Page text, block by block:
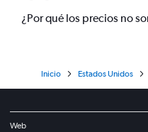
¿Por qué los precios no
Inicio Estados Unidos
Web